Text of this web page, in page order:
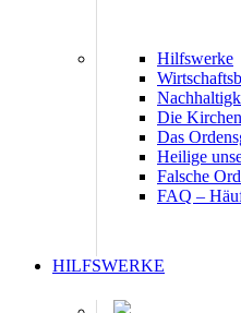
Hilfswerke
Die Kirchen
Das
Heilige
Falsche
FAQ –
HILFSWERKE